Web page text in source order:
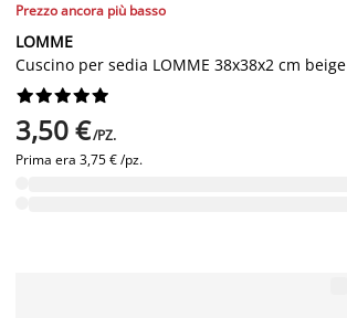
Prezzo ancora più basso
LOMME
Cuscino per sedia LOMME 38x38x2 cm beige






3,50 €/PZ.
Prima era 3,75 € /pz.